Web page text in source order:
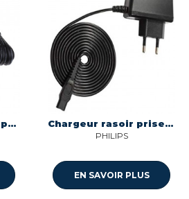
Adaptateur secteur pour tondeuse e835e Babyliss 3121790000 Chargeur rasoir prises americaines Philips
PHILIPS
EN SAVOIR PLUS